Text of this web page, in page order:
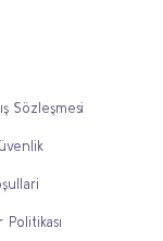
Sözleşmesi
Politikası